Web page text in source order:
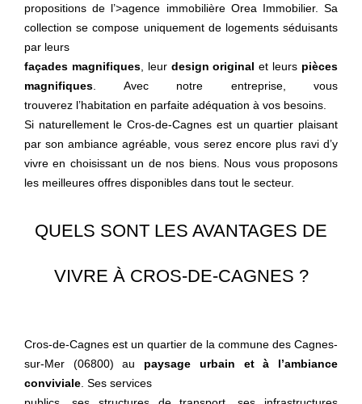
propositions de l’>agence immobilière Orea Immobilier. Sa
collection se compose uniquement de logements séduisants
par leurs
façades magnifiques, leur design original et leurs pièces
magnifiques . Avec notre entreprise, vous
trouverez l’habitation en parfaite adéquation à vos besoins.
Si naturellement le Cros-de-Cagnes est un quartier plaisant
par son ambiance agréable, vous serez encore plus ravi d’y
vivre en choisissant un de nos biens. Nous vous proposons
les meilleures offres disponibles dans tout le secteur.
QUELS SONT LES AVANTAGES DE
VIVRE À CROS-DE-CAGNES ?
Cros-de-Cagnes est un quartier de la commune des Cagnes-
sur-Mer (06800) au paysage urbain et à l’ambiance
conviviale . Ses services